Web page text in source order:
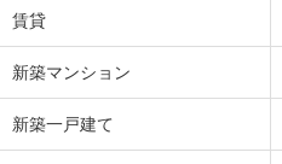
賃貸
新築マンション
新築一戸建て